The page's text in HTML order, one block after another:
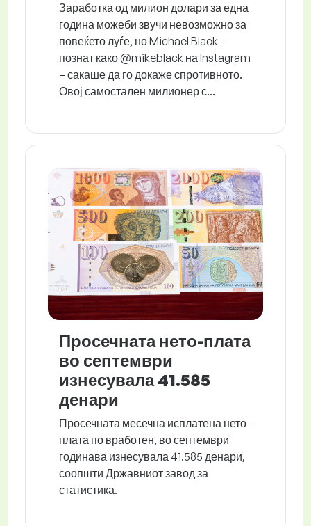
Заработка од милион долари за една
година можеби звучи невозможно за
повеќето луѓе, но Michael Black –
познат како @mikeblack на Instagram
– сакаше да го докаже спротивното.
Овој самостален милионер с...
Просечната нето-плата
во септември
изнесувала 41.585
денари
Просечната месечна исплатена нето-
плата по вработен, во септември
годинава изнесувала 41.585 денари,
соопшти Државниот завод за
статистика.